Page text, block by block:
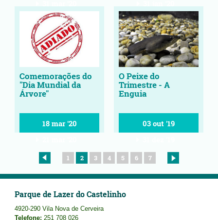
Comemorações do
"Dia Mundial da
Árvore"
18 mar '20
O Peixe do
Trimestre - A
Enguia
03 out '19
1 2 3 4 5 6 7
Parque de Lazer do Castelinho
4920-290 Vila Nova de Cerveira
Telefone: 251 708 026